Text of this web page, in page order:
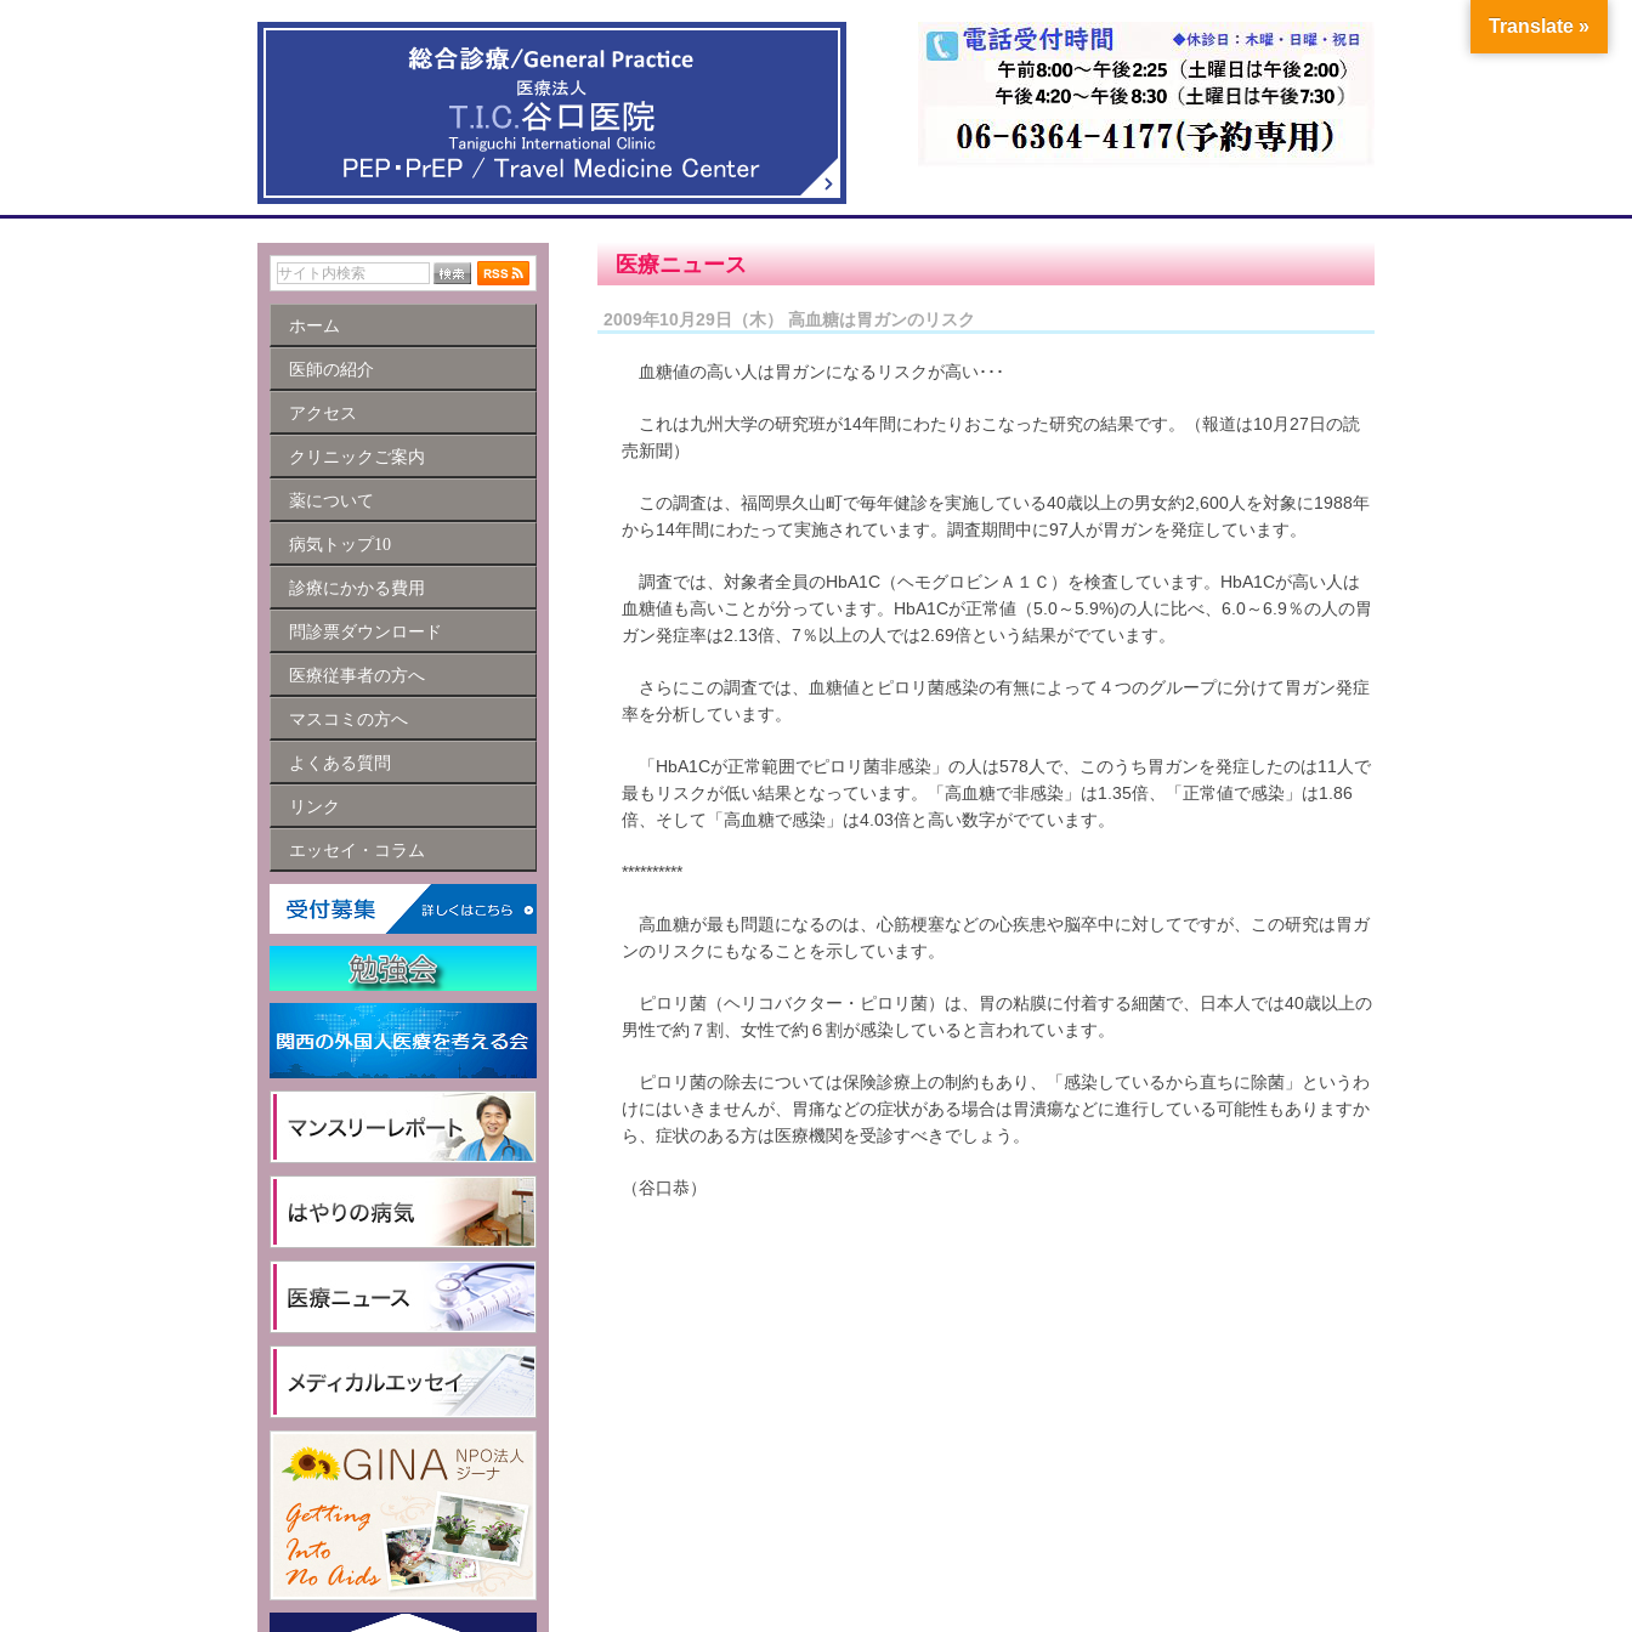
医療ニュース
2009年10月29日（木） 高血糖は胃ガンのリスク
血糖値の高い人は胃ガンになるリスクが高い･･･
これは九州大学の研究班が14年間にわたりおこなった研究の結果です。（報道は10月27日の読
売新聞）
この調査は、福岡県久山町で毎年健診を実施している40歳以上の男女約2,600人を対象に1988年
から14年間にわたって実施されています。調査期間中に97人が胃ガンを発症しています。
調査では、対象者全員のHbA1C（ヘモグロビンＡ１Ｃ）を検査しています。HbA1Cが高い人は
血糖値も高いことが分っています。HbA1Cが正常値（5.0～5.9%)の人に比べ、6.0～6.9％の人の胃
ガン発症率は2.13倍、7％以上の人では2.69倍という結果がでています。
さらにこの調査では、血糖値とピロリ菌感染の有無によって４つのグループに分けて胃ガン発症
率を分析しています。
「HbA1Cが正常範囲でピロリ菌非感染」の人は578人で、このうち胃ガンを発症したのは11人で
最もリスクが低い結果となっています。「高血糖で非感染」は1.35倍、「正常値で感染」は1.86
倍、そして「高血糖で感染」は4.03倍と高い数字がでています。
**********
高血糖が最も問題になるのは、心筋梗塞などの心疾患や脳卒中に対してですが、この研究は胃ガ
ンのリスクにもなることを示しています。
ピロリ菌（ヘリコバクター・ピロリ菌）は、胃の粘膜に付着する細菌で、日本人では40歳以上の
男性で約７割、女性で約６割が感染していると言われています。
ピロリ菌の除去については保険診療上の制約もあり、「感染しているから直ちに除菌」というわ
けにはいきませんが、胃痛などの症状がある場合は胃潰瘍などに進行している可能性もありますか
ら、症状のある方は医療機関を受診すべきでしょう。
（谷口恭）
ホーム
医師の紹介
アクセス
クリニックご案内
薬について
病気トップ10
診療にかかる費用
問診票ダウンロード
医療従事者の方へ
マスコミの方へ
よくある質問
リンク
エッセイ・コラム
Translate »